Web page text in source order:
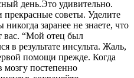
день.Это удивительно.
советы. Уделите
заранее не знаете, что
вас. “Мой отец был
в результате инсульта. Жаль,
помощи прежде. Когда
мозгу постепенно